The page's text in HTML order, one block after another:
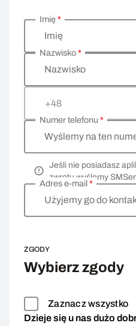
Wprowadź swoje dane
Imię
Imię*
Nazwisko
Nazwisko*
+48
Wyślemy na ten
Numer telefonu *
Jeśli nie posiadasz
zwrotu wyślemy
Użyjemy go do
Adres e-mail *
ZGODY
Wybierz zgody
Zaznacz wszystko
Dzieje się u nas dużo